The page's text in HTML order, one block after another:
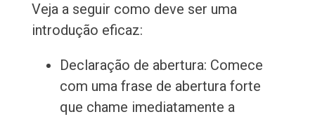
Veja a seguir como deve ser uma
introdução eficaz:
Declaração de abertura: Comece
com uma frase de abertura forte
que chame imediatamente a